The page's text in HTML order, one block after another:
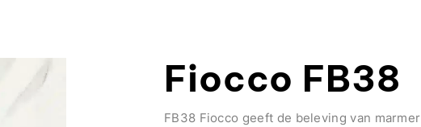
Fiocco FB38
FB38 Fiocco geeft de beleving van marmer